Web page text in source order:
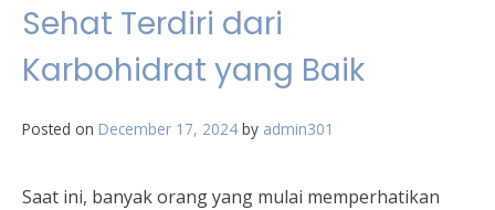
Sehat Terdiri dari
Karbohidrat yang Baik
Posted on December 17, 2024 by admin301
Saat ini, banyak orang yang mulai memperhatikan